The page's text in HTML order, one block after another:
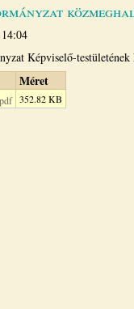
Képviselő-testületének
Méret
352.82 KB